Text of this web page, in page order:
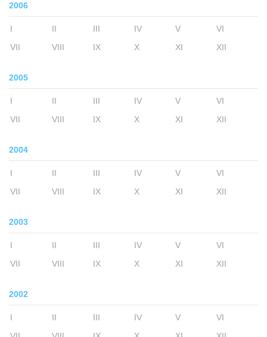
2006
I II III IV V
VI
VII
VIII IX X XI XII
2005
I II III IV V
VI
VII
VIII IX X XI XII
2004
I II III IV V
VI
VII
VIII IX X XI XII
2003
I II III IV V
VI
VII
VIII IX X XI XII
2002
I II III IV V
VI